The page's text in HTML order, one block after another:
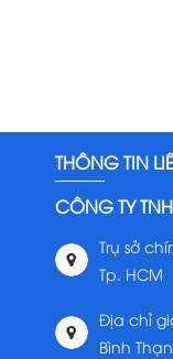
THÔNG TIN
CÔNG TY
Trụ sở
Tp. HCM
Địa chỉ
Bình